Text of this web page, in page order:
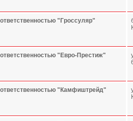
"Гроссуляр"
"Евро-Престиж"
"Камфиштрейд"